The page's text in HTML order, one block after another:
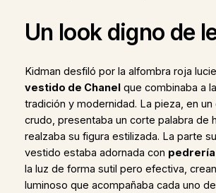
Un look digno de
Kidman desfiló por la alfombra roja
vestido de Chanelque combinaba a
tradición y modernidad. La pieza, en
crudo, presentaba un corte palabra de
realzaba su figura estilizada. La parte
vestido estaba adornada con pedrería
la luz de forma sutil pero efectiva,
luminoso que acompañaba cada uno